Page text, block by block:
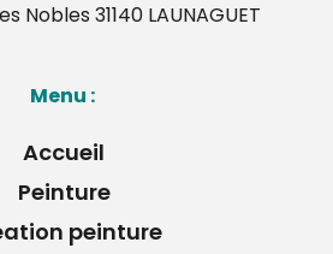
Menu :
Accueil
Peinture
peinture
Nobles 31140 LAUNAGUET